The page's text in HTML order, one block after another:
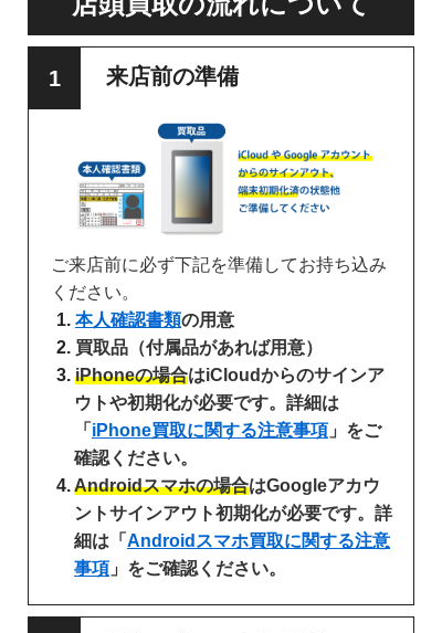
来店前の準備
ご来店前に必ず下記を準備してお持ち込み
ください。
本人確認書類の用意
買取品（付属品があれば用意）
iPhoneの場合はiCloudからのサインア
ウトや初期化が必要です。詳細は
「 iPhone買取に関する注意事項 」をご
確認ください。
Androidスマホの場合はGoogleアカウ
ントサインアウト初期化が必要です。詳
細は「 Androidスマホ買取に関する注意
事項 」をご確認ください。